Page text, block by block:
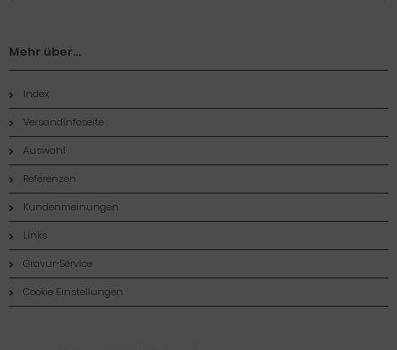
Mehr über...
Index
Versandinfoseite
Auswahl
Referenzen
Kundenmeinungen
Links
Gravur-Service
Cookie Einstellungen